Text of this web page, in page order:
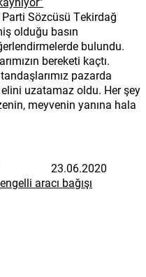
Parti Sözcüsü Tekirdağ
olduğu basın
bulundu.
bereketi kaçtı.
pazarda
uzatamaz oldu. Her şey
meyvenin yanına hala
23.06.2020